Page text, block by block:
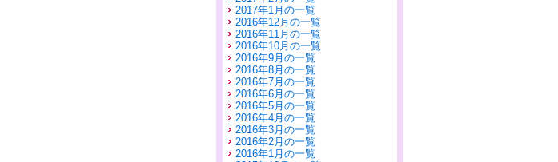
2017年1月の一覧
2016年12月の一覧
2016年11月の一覧
2016年10月の一覧
2016年9月の一覧
2016年8月の一覧
2016年7月の一覧
2016年6月の一覧
2016年5月の一覧
2016年4月の一覧
2016年3月の一覧
2016年2月の一覧
2016年1月の一覧